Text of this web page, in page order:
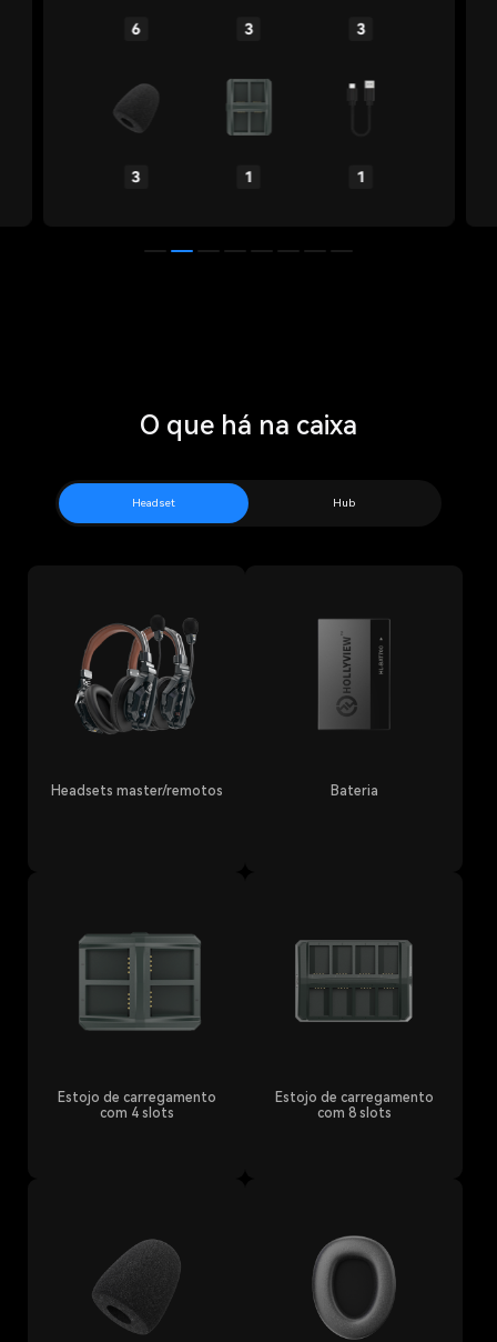
O que há na caixa
Headset Hub
Headsets master/remotos Bateria
Estojo de carregamento
com 4 slots
Estojo de carregamento
com 8 slots